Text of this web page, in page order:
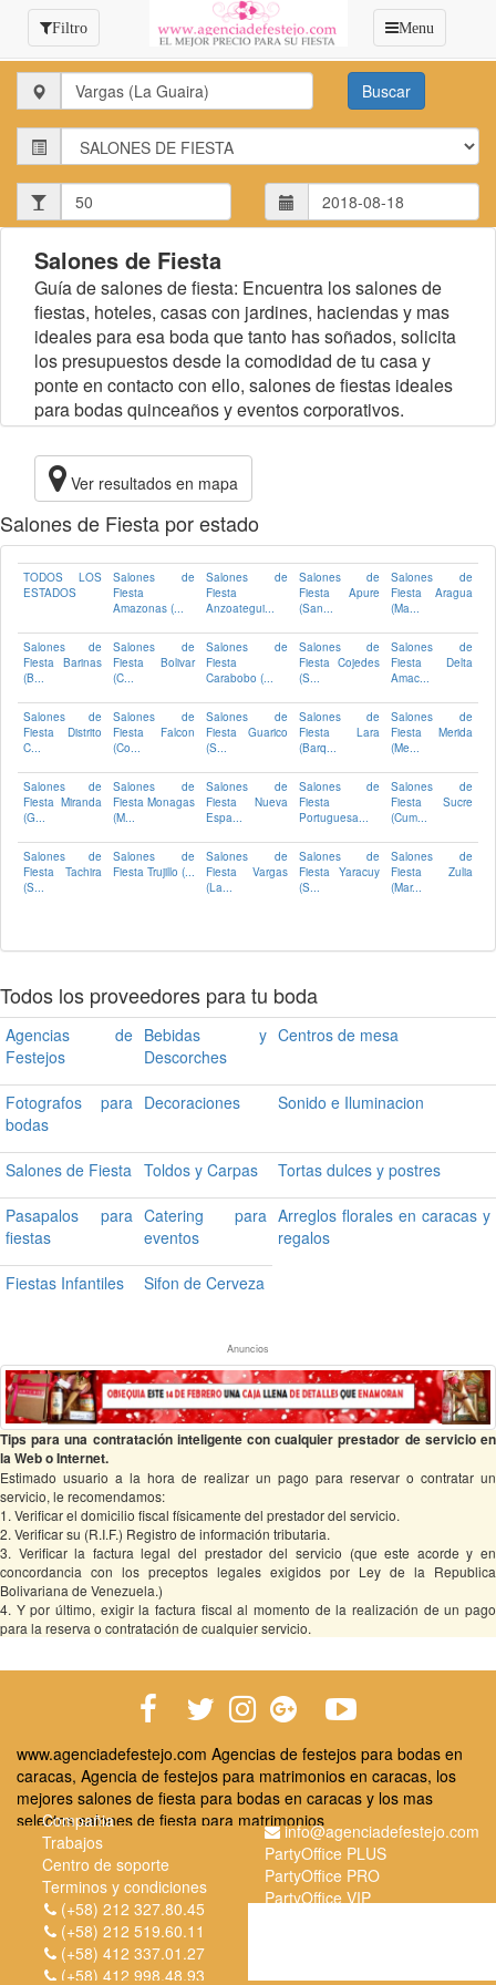
Filtro Menu
Estado:
Estado:
Invitados:
Salones de Fiesta
Guía de salones de fiesta: Encuentra los salones de
fiestas, hoteles, casas con jardines, haciendas y mas
ideales para esa boda que tanto has soñados, solicita
los presupuestos desde la comodidad de tu casa y
ponte en contacto con ello, salones de fiestas ideales
para bodas quinceaños y eventos corporativos.
Ver resultados en mapa
Salones de Fiesta por estado
TODOS LOS
ESTADOS
Salones de
Fiesta
Amazonas (...
Salones de
Fiesta
Anzoategui...
Salones de
Fiesta Apure
(San...
Salones de
Fiesta Aragua
(Ma...
Salones de
Fiesta Barinas
(B...
Salones de
Fiesta Bolivar
(C...
Salones de
Fiesta
Carabobo (...
Salones de
Fiesta Cojedes
(S...
Salones de
Fiesta Delta
Amac...
Salones de
Fiesta Distrito
C...
Salones de
Fiesta Falcon
(Co...
Salones de
Fiesta Guarico
(S...
Salones de
Fiesta Lara
(Barq...
Salones de
Fiesta Merida
(Me...
Salones de
Fiesta Miranda
(G...
Salones de
Fiesta Monagas
(M...
Salones de
Fiesta Nueva
Espa...
Salones de
Fiesta
Portuguesa...
Salones de
Fiesta Sucre
(Cum...
Salones de
Fiesta Tachira
(S...
Salones de
Fiesta Trujillo (...
Salones de
Fiesta Vargas
(La...
Salones de
Fiesta Yaracuy
(S...
Salones de
Fiesta Zulia
(Mar...
Todos los proveedores para tu boda
Agencias de
Festejos
Bebidas y
Descorches
Centros de mesa
Fotografos para
bodas
Decoraciones Sonido e Iluminacion
Salones de Fiesta Toldos y Carpas Tortas dulces y postres
Pasapalos para
fiestas
Catering para
eventos
Arreglos florales en caracas y
regalos
Fiestas Infantiles Sifon de Cerveza
Anuncios
Tips para una contratación inteligente con cualquier prestador de servicio en
la Web o Internet.
Estimado usuario a la hora de realizar un pago para reservar o contratar un
servicio, le recomendamos:
1. Verificar el domicilio fiscal físicamente del prestador del servicio.
2. Verificar su (R.I.F.) Registro de información tributaria.
3. Verificar la factura legal del prestador del servicio (que este acorde y en
concordancia con los preceptos legales exigidos por Ley de la Republica
Bolivariana de Venezuela.)
4. Y por último, exigir la factura fiscal al momento de la realización de un pago
para la reserva o contratación de cualquier servicio.
www.agenciadefestejo.com Agencias de festejos para bodas en
caracas, Agencia de festejos para matrimonios en caracas, los
mejores salones de fiesta para bodas en caracas y los mas
selectos salones de fiesta para matrimonios
Compañia
Trabajos
Centro de soporte
Terminos y condiciones
Informacion legal
info@agenciadefestejo.com
PartyOffice PLUS
PartyOffice PRO
PartyOffice VIP
(+58) 212 327.80.45
(+58) 212 519.60.11
(+58) 412 337.01.27
(+58) 412 998.48.93